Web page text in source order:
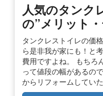
人気のタンク
の”メリット
タンクレストイレの価
ら是非我が家にも！と
費用ですよね。 もちろ
って値段の幅があるの
からリフォームしていた